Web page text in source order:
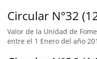
Circular N°32
Valor de la Unidad de
entre el 1 Enero del año